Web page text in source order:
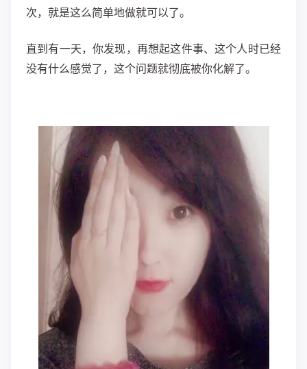
次，就是这么简单地做就可以了。
直到有一天，你发现，再想起这件事、这个人时已经
没有什么感觉了，这个问题就彻底被你化解了。